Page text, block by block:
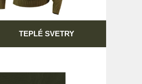
TEPLÉ SVETRY